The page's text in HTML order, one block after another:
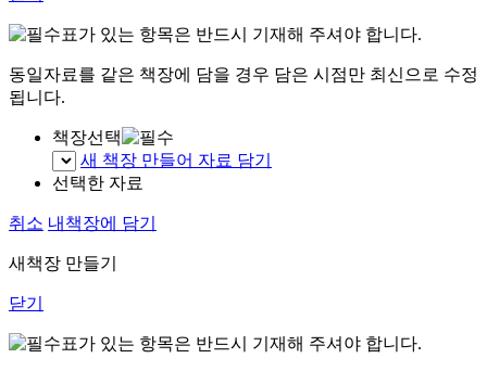
표가 있는 항목은 반드시 기재해 주셔야 합니다.
동일자료를 같은 책장에 담을 경우 담은 시점만 최신으로 수정
됩니다.
책장선택
새 책장 만들어 자료 담기
선택한 자료
취소 내책장에 담기
새책장 만들기
닫기
표가 있는 항목은 반드시 기재해 주셔야 합니다.